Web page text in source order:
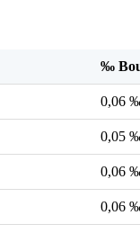
‰
0,06
0,05
0,06
0,06